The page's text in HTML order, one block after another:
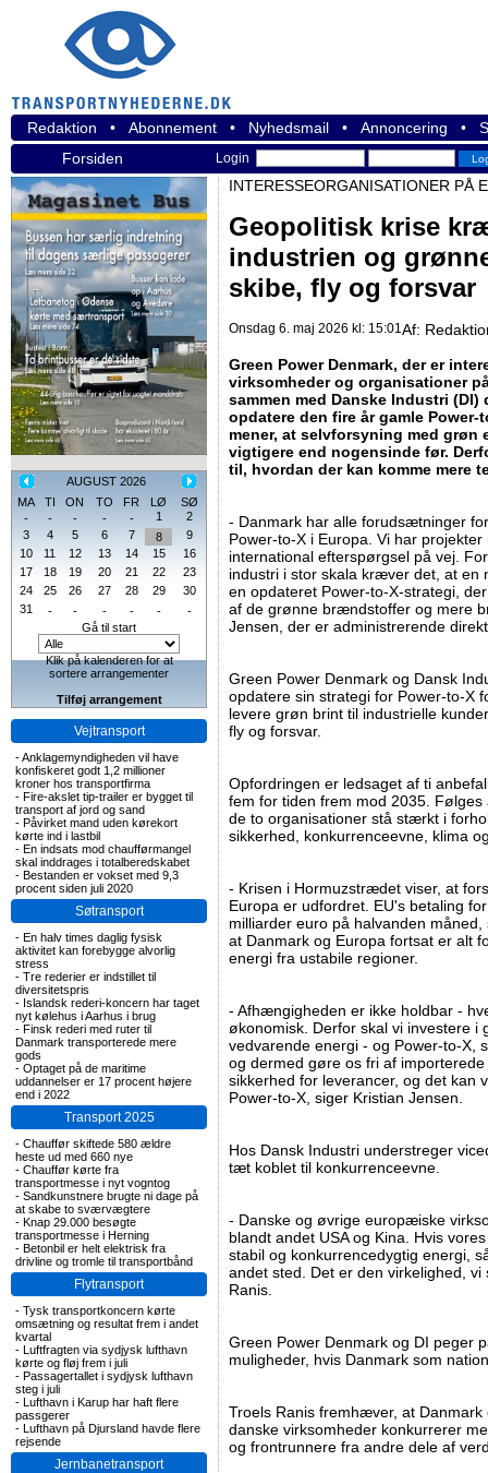
Redaktion • Abonnement • Nyhedsmail • Annoncering •
Forsiden
Login
AUGUST 2026
MA
TI ON TO FR LØ
SØ
-
- - - - 1
2
3
4 5 6 7 8
9
10
11 12 13 14 15
16
17
18 19 20 21 22
23
24
25 26 27 28 29
30
31
- - - - -
-
Gå til start
Klik på kalenderen for at
sortere arrangementer
Tilføj arrangement
Vejtransport
-Anklagemyndigheden vil have
konfiskeret godt 1,2 millioner
kroner hos transportfirma
- Fire-akslet tip-trailer er bygget til
transport af jord og sand
- Påvirket mand uden kørekort
kørte ind i lastbil
- En indsats mod chaufførmangel
skal inddrages i totalberedskabet
- Bestanden er vokset med 9,3
procent siden juli 2020
Søtransport
- En halv times daglig fysisk
aktivitet kan forebygge alvorlig
stress
- Tre rederier er indstillet til
diversitetspris
- Islandsk rederi-koncern har taget
nyt kølehus i Aarhus i brug
- Finsk rederi med ruter til
Danmark transporterede mere
gods
- Optaget på de maritime
uddannelser er 17 procent højere
end i 2022
Transport 2025
- Chauffør skiftede 580 ældre
heste ud med 660 nye
- Chauffør kørte fra
transportmesse i nyt vogntog
- Sandkunstnere brugte ni dage på
at skabe to sværvægtere
- Knap 29.000 besøgte
transportmesse i Herning
- Betonbil er helt elektrisk fra
drivline og tromle til transportbånd
Flytransport
- Tysk transportkoncern kørte
omsætning og resultat frem i andet
kvartal
- Luftfragten via sydjysk lufthavn
kørte og fløj frem i juli
- Passagertallet i sydjysk lufthavn
steg i juli
- Lufthavn i Karup har haft flere
passgerer
- Lufthavn på Djursland havde flere
rejsende
Jernbanetransport
INTERESSEORGANISATIONER PÅ
Geopolitisk krise
industrien og
skibe, fly og forsvar
Onsdag 6. maj 2026 kl: 15:01Af:
Green Power Denmark, der er
virksomheder og organisationer
sammen med Danske Industri
opdatere den fire år gamle
mener, at selvforsyning med grøn
vigtigere end nogensinde før.
til, hvordan der kan komme mere
- Danmark har alle forudsætninger
Power-to-X i Europa. Vi har
international efterspørgsel på vej.
industri i stor skala kræver det, at en
en opdateret Power-to-X-strategi,
af de grønne brændstoffer og mere
Jensen, der er administrerende
Green Power Denmark og Dansk
opdatere sin strategi for Power-to-X
levere grøn brint til industrielle
fly og forsvar.
Opfordringen er ledsaget af ti
fem for tiden frem mod 2035.
de to organisationer stå stærkt i
sikkerhed, konkurrenceevne, klima
- Krisen i Hormuzstrædet viser, at
Europa er udfordret. EU's betaling
milliarder euro på halvanden
at Danmark og Europa fortsat er alt
energi fra ustabile regioner.
- Afhængigheden er ikke holdbar -
økonomisk. Derfor skal vi investere
vedvarende energi - og Power-to-X,
og dermed gøre os fri af
sikkerhed for leverancer, og det kan
Power-to-X, siger Kristian Jensen.
Hos Dansk Industri understreger
tæt koblet til konkurrenceevne.
- Danske og øvrige europæiske
blandt andet USA og Kina. Hvis
stabil og konkurrencedygtig energi,
andet sted. Det er den virkelighed,
Ranis.
Green Power Denmark og DI peger
muligheder, hvis Danmark som
Troels Ranis fremhæver, at
danske virksomheder konkurrerer
og frontrunnere fra andre dele af